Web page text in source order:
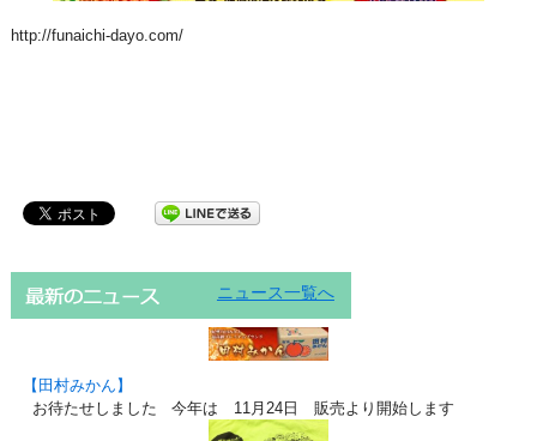
http://funaichi-dayo.com/
ニュース一覧へ
【田村みかん】
お待たせしました 今年は 11月24日 販売より開始します